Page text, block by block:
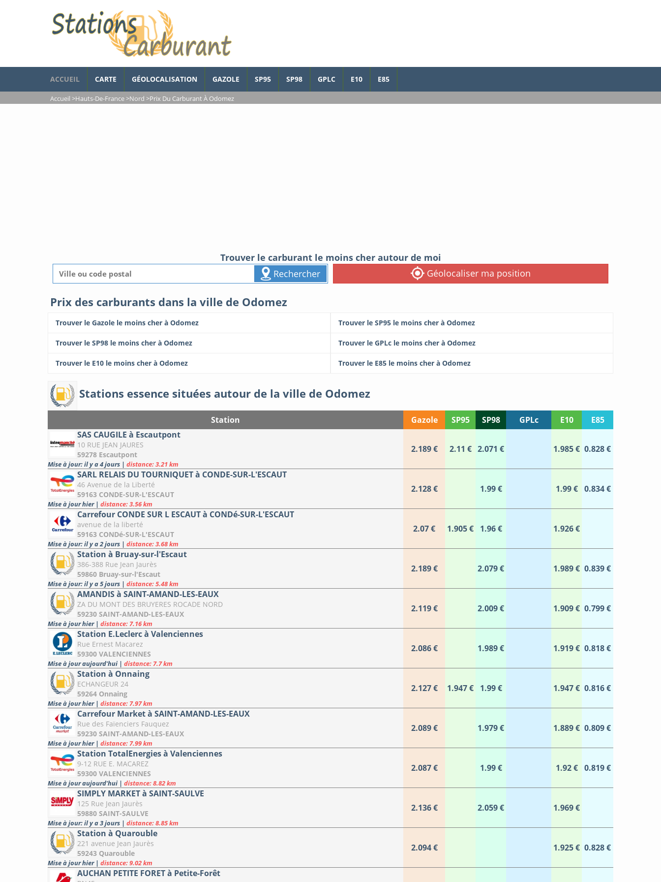
ACCUEIL CARTE GÉOLOCALISATION GAZOLE SP95 SP98 GPLC E10 E85
Accueil >Hauts-De-France>Nord >Prix Du Carburant À Odomez
Trouver le carburant le moins cher autour de moi
Rechercher
Géolocaliser ma position
Prix des carburants dans la ville de Odomez
Trouver le Gazole le moins cher à Odomez Trouver le SP95 le moins cher à Odomez
Trouver le SP98 le moins cher à Odomez Trouver le GPLc le moins cher à Odomez
Trouver le E10 le moins cher à Odomez Trouver le E85 le moins cher à Odomez
Stations essence situées autour de la ville de Odomez
Station Gazole SP95 SP98 GPLc E10
E85
SAS CAUGILE à Escautpont
10 RUE JEAN JAURES
59278 Escautpont
Mise à jour: il y a 4 jours | distance: 3.21 km
2.189 € 2.11 € 2.071 € 1.985 € 0.828 €
SARL RELAIS DU TOURNIQUET à CONDE-SUR-L'ESCAUT
46 Avenue de la Liberté
59163 CONDE-SUR-L'ESCAUT
Mise à jour hier | distance: 3.56 km
2.128 € 1.99 € 1.99 € 0.834 €
Carrefour CONDE SUR L ESCAUT à CONDé-SUR-L'ESCAUT
avenue de la liberté
59163 CONDé-SUR-L'ESCAUT
Mise à jour: il y a 2 jours | distance: 3.68 km
2.07 € 1.905 € 1.96 € 1.926 €
Station à Bruay-sur-l'Escaut
386-388 Rue Jean Jaurès
59860 Bruay-sur-l'Escaut
Mise à jour: il y a 5 jours | distance: 5.48 km
2.189 € 2.079 € 1.989 € 0.839 €
AMANDIS à SAINT-AMAND-LES-EAUX
ZA DU MONT DES BRUYERES ROCADE NORD
59230 SAINT-AMAND-LES-EAUX
Mise à jour hier | distance: 7.16 km
2.119 € 2.009 € 1.909 € 0.799 €
Station E.Leclerc à Valenciennes
Rue Ernest Macarez
59300 VALENCIENNES
Mise à jour aujourd'hui | distance: 7.7 km
2.086 € 1.989 € 1.919 € 0.818 €
Station à Onnaing
ECHANGEUR 24
59264 Onnaing
Mise à jour hier | distance: 7.97 km
2.127 € 1.947 € 1.99 € 1.947 € 0.816 €
Carrefour Market à SAINT-AMAND-LES-EAUX
Rue des Faïenciers Fauquez
59230 SAINT-AMAND-LES-EAUX
Mise à jour hier | distance: 7.99 km
2.089 € 1.979 € 1.889 € 0.809 €
Station TotalEnergies à Valenciennes
9-12 RUE E. MACAREZ
59300 VALENCIENNES
Mise à jour aujourd'hui | distance: 8.82 km
2.087 € 1.99 € 1.92 € 0.819 €
SIMPLY MARKET à SAINT-SAULVE
125 Rue Jean Jaurès
59880 SAINT-SAULVE
Mise à jour: il y a 3 jours | distance: 8.85 km
2.136 € 2.059 € 1.969 €
Station à Quarouble
221 avenue Jean Jaurès
59243 Quarouble
Mise à jour hier | distance: 9.02 km
2.094 € 1.925 € 0.828 €
AUCHAN PETITE FORET à Petite-Forêt